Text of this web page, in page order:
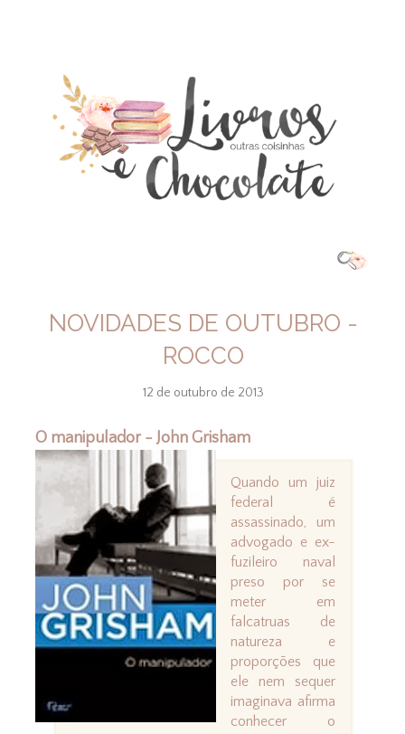
NOVIDADES DE OUTUBRO -
ROCCO
12 de outubro de 2013
O manipulador - John Grisham
Quando um juiz
federal é
assassinado, um
advogado e ex-
fuzileiro naval
preso por se
meter em
falcatruas de
natureza e
proporções que
ele nem sequer
imaginava afirma
conhecer o